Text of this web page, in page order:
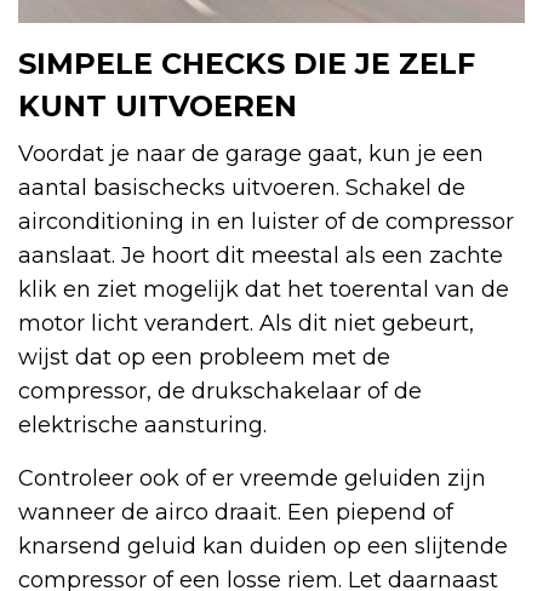
SIMPELE CHECKS DIE JE ZELF
KUNT UITVOEREN
Voordat je naar de garage gaat, kun je een
aantal basischecks uitvoeren. Schakel de
airconditioning in en luister of de compressor
aanslaat. Je hoort dit meestal als een zachte
klik en ziet mogelijk dat het toerental van de
motor licht verandert. Als dit niet gebeurt,
wijst dat op een probleem met de
compressor, de drukschakelaar of de
elektrische aansturing.
Controleer ook of er vreemde geluiden zijn
wanneer de airco draait. Een piepend of
knarsend geluid kan duiden op een slijtende
compressor of een losse riem. Let daarnaast